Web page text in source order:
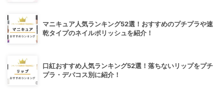
マニキュア人気ランキング52選！おすすめのプチプラや速
乾タイプのネイルポリッシュを紹介！
口紅おすすめ人気ランキング52選！落ちないリップをプチ
プラ・デパコス別に紹介！